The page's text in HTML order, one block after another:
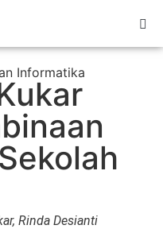
Informatika
Rinda Desianti